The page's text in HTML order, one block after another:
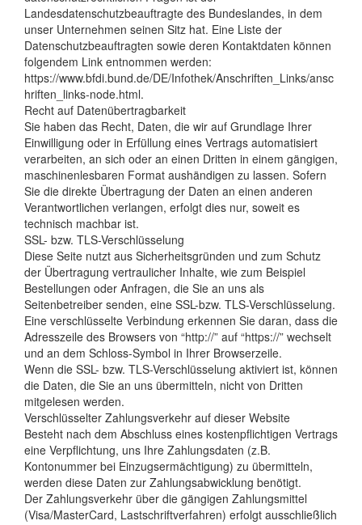
Landesdatenschutzbeauftragte des Bundeslandes, in dem
unser Unternehmen seinen Sitz hat. Eine Liste der
Datenschutzbeauftragten sowie deren Kontaktdaten können
folgendem Link entnommen werden:
https://www.bfdi.bund.de/DE/Infothek/Anschriften_Links/ansc
hriften_links-node.html.
Recht auf Datenübertragbarkeit
Sie haben das Recht, Daten, die wir auf Grundlage Ihrer
Einwilligung oder in Erfüllung eines Vertrags automatisiert
verarbeiten, an sich oder an einen Dritten in einem gängigen,
maschinenlesbaren Format aushändigen zu lassen. Sofern
Sie die direkte Übertragung der Daten an einen anderen
Verantwortlichen verlangen, erfolgt dies nur, soweit es
technisch machbar ist.
SSL- bzw. TLS-Verschlüsselung
Diese Seite nutzt aus Sicherheitsgründen und zum Schutz
der Übertragung vertraulicher Inhalte, wie zum Beispiel
Bestellungen oder Anfragen, die Sie an uns als
Seitenbetreiber senden, eine SSL-bzw. TLS-Verschlüsselung.
Eine verschlüsselte Verbindung erkennen Sie daran, dass die
Adresszeile des Browsers von “http://” auf “https://” wechselt
und an dem Schloss-Symbol in Ihrer Browserzeile.
Wenn die SSL- bzw. TLS-Verschlüsselung aktiviert ist, können
die Daten, die Sie an uns übermitteln, nicht von Dritten
mitgelesen werden.
Verschlüsselter Zahlungsverkehr auf dieser Website
Besteht nach dem Abschluss eines kostenpflichtigen Vertrags
eine Verpflichtung, uns Ihre Zahlungsdaten (z.B.
Kontonummer bei Einzugsermächtigung) zu übermitteln,
werden diese Daten zur Zahlungsabwicklung benötigt.
Der Zahlungsverkehr über die gängigen Zahlungsmittel
(Visa/MasterCard, Lastschriftverfahren) erfolgt ausschließlich